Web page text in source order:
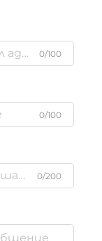
0/100
0/100
0/200